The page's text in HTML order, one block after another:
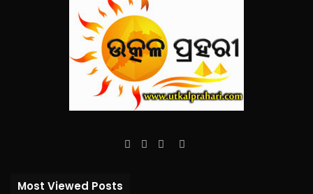
Facebook
TwitterYouTube
Instagram
Most Viewed Posts